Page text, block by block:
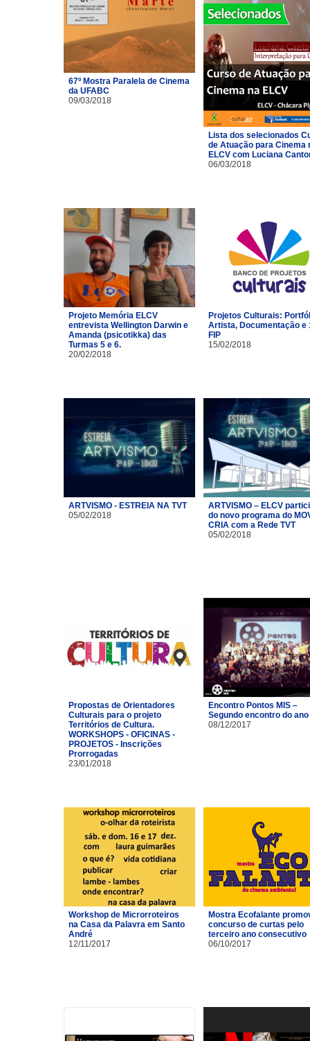
67º Mostra Paralela de Cinema
da UFABC
09/03/2018
Lista dos selecionados
de Atuação para Cinema
ELCV com Luciana
06/03/2018
Projeto Memória ELCV
entrevista Wellington Darwin e
Amanda (psicotikka) das
Turmas 5 e 6.
20/02/2018
Projetos Culturais:
Artista, Documentação e
FIP
15/02/2018
ARTVISMO - ESTREIA NA TVT
05/02/2018
ARTVISMO – ELCV
do novo programa do
CRIA com a Rede TVT
05/02/2018
Propostas de Orientadores
Culturais para o projeto
Territórios de Cultura.
WORKSHOPS - OFICINAS -
PROJETOS - Inscrições
Prorrogadas
23/01/2018
Encontro Pontos MIS –
Segundo encontro do ano
08/12/2017
Workshop de Microrroteiros
na Casa da Palavra em Santo
André
12/11/2017
Mostra Ecofalante
concurso de curtas pelo
terceiro ano consecutivo
06/10/2017